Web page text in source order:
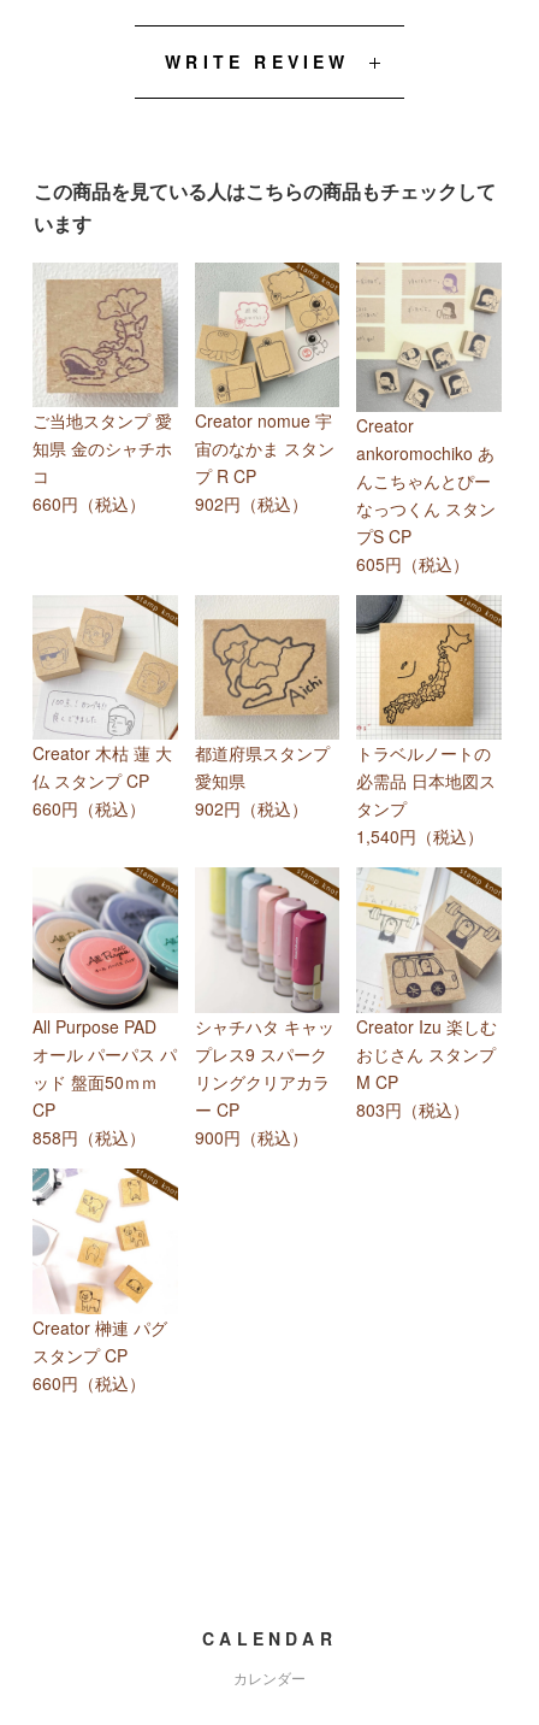
WRITE REVIEW
この商品を見ている人はこちらの商品もチェックして
います
ご当地スタンプ 愛
知県 金のシャチホ
コ
660円（税込）
Creator nomue 宇
宙のなかま スタン
プ R CP
902円（税込）
Creator
ankoromochiko あ
んこちゃんとぴー
なっつくん スタン
プS CP
605円（税込）
Creator 木枯 蓮 大
仏 スタンプ CP
660円（税込）
都道府県スタンプ
愛知県
902円（税込）
トラベルノートの
必需品 日本地図ス
タンプ
1,540円（税込）
All Purpose PAD
オール パーパス パ
ッド 盤面50ｍｍ
CP
858円（税込）
シャチハタ キャッ
プレス9 スパーク
リングクリアカラ
ー CP
900円（税込）
Creator Izu 楽しむ
おじさん スタンプ
M CP
803円（税込）
Creator 榊連 パグ
スタンプ CP
660円（税込）
CALENDAR
カレンダー